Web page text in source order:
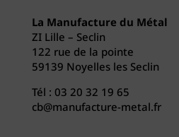
La Manufacture du Métal
ZI Lille – Seclin
122 rue de la pointe
59139 Noyelles les Seclin
Tél :03 20 32 19 65
cb@manufacture-metal.fr